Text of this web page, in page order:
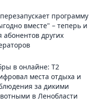
программу
вместе" – теперь и
абонентов других
в онлайне: Т2
места отдыха и
за дикими
в Ленобласти